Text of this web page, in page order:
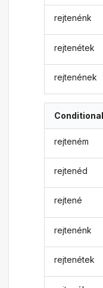
rejtenénk
rejtenétek
rejtenének
rejteném
rejtenéd
rejtené
rejtenénk
rejtenétek